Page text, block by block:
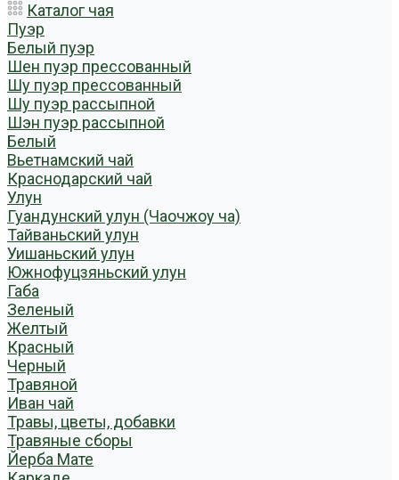
Каталог чая
Пуэр
Белый пуэр
Шен пуэр прессованный
Шу пуэр прессованный
Шу пуэр рассыпной
Шэн пуэр рассыпной
Белый
Вьетнамский чай
Краснодарский чай
Улун
Гуандунский улун (Чаочжоу ча)
Тайваньский улун
Уишаньский улун
Южнофуцзяньский улун
Габа
Зеленый
Желтый
Красный
Черный
Травяной
Иван чай
Травы, цветы, добавки
Травяные сборы
Йерба Мате